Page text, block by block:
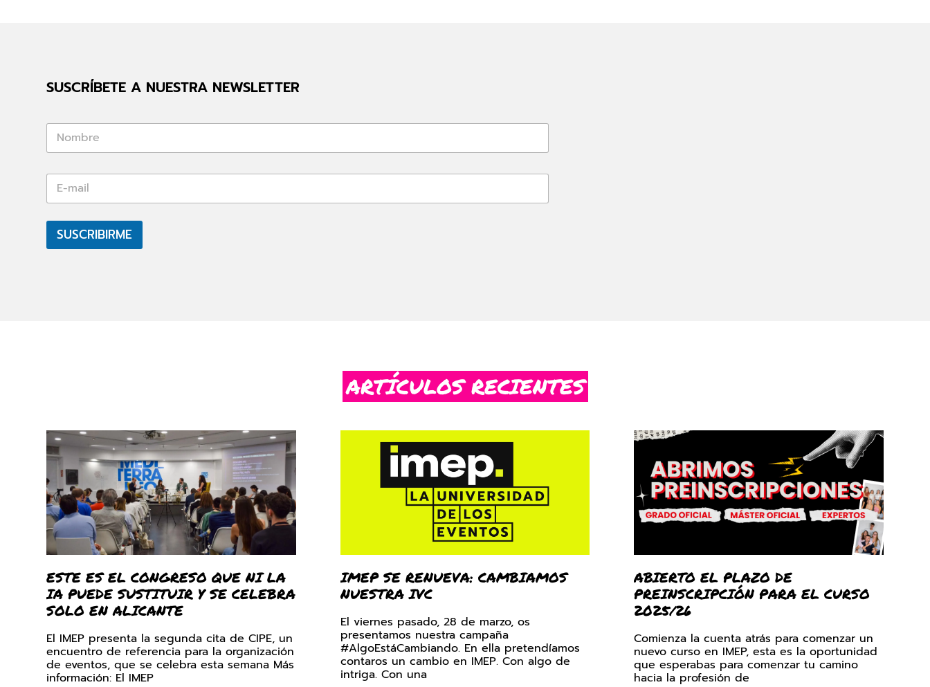
SUSCRÍBETE A NUESTRA NEWSLETTER
*
E
m
a
l
SUSCRIBIRME
ARTÍCULOS RECIENTES
ESTE ES EL CONGRESO QUE NI LA
IA PUEDE SUSTITUIR Y SE CELEBRA
SOLO EN ALICANTE
El IMEP presenta la segunda cita de CIPE, un
encuentro de referencia para la organización
de eventos, que se celebra esta semana Más
información: El IMEP
IMEP SE RENUEVA: CAMBIAMOS
NUESTRA IVC
El viernes pasado, 28 de marzo, os
presentamos nuestra campaña
#AlgoEstáCambiando. En ella pretendíamos
contaros un cambio en IMEP. Con algo de
intriga. Con una
ABIERTO EL PLAZO DE
PREINSCRIPCIÓN PARA EL CURSO
2025/26
Comienza la cuenta atrás para comenzar un
nuevo curso en IMEP, esta es la oportunidad
que esperabas para comenzar tu camino
hacia la profesión de